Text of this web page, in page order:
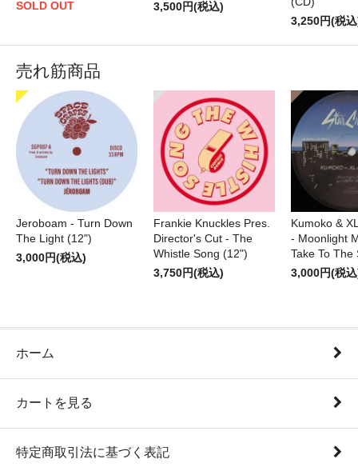
SOLD OUT
3,500円(税込)
3,250円(税
売れ筋商品
Jeroboam - Turn Down
The Light (12")
3,000円(税込)
Frankie Knuckles Pres.
Director's Cut - The
Whistle Song (12")
3,750円(税込)
Kumoko &
- Moonlight
Take To The
3,000円(税
ホーム
カートを見る
特定商取引法に基づく表記